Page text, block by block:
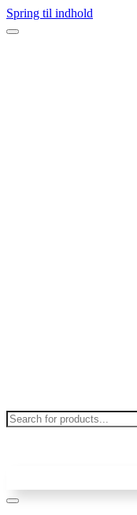
Spring til indhold
Navigation
Products
search
Navigation